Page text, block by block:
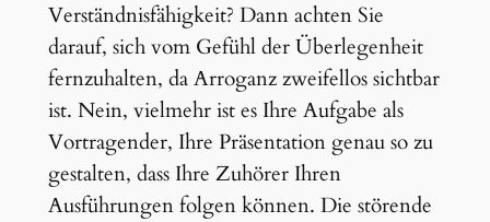
Verständnisfähigkeit? Dann achten Sie
darauf, sich vom Gefühl der Überlegenheit
fernzuhalten, da Arroganz zweifellos sichtbar
ist. Nein, vielmehr ist es Ihre Aufgabe als
Vortragender, Ihre Präsentation genau so zu
gestalten, dass Ihre Zuhörer Ihren
Ausführungen folgen können. Die störende